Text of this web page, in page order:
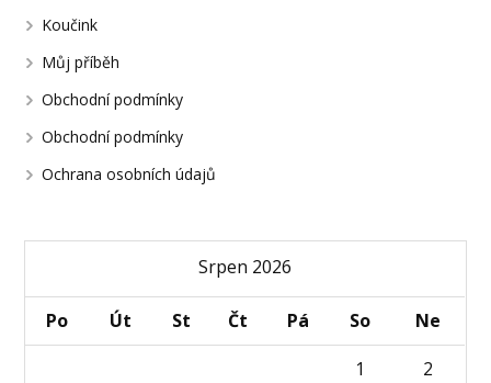
Koučink
Můj příběh
Obchodní podmínky
Obchodní podmínky
Ochrana osobních údajů
Srpen 2026
Po Út St Čt Pá So
Ne
1
2